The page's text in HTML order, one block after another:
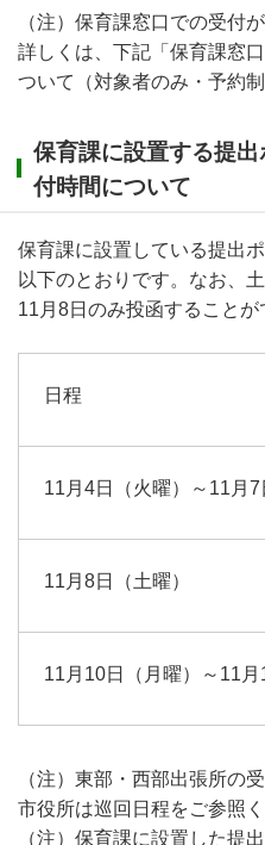
（注）保育課窓口での受付
詳しくは、下記「保育課窓
ついて（対象者のみ・予約
保育課に設置する提
付時間について
保育課に設置している提出
以下のとおりです。なお、
11月8日のみ投函することが
日程
11月4日（火曜）～11月7
11月8日（土曜）
11月10日（月曜）～11月
（注）東部・西部出張所の
市役所は巡回日程をご参照く
（注）保育課に設置した提